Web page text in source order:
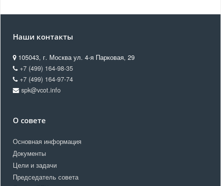
Наши контакты
105043, г. Москва ул. 4-я Парковая, 29
+7 (499) 164-98-35
+7 (499) 164-97-74
spk@vcot.info
О совете
Основная информация
Документы
Цели и задачи
Председатель совета